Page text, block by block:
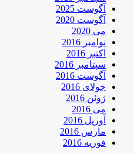
آگوست 2025
آگوست 2020
می 2020
نوامبر 2016
اکتبر 2016
سپتامبر 2016
آگوست 2016
جولای 2016
ژوئن 2016
می 2016
آوریل 2016
مارس 2016
فوریه 2016